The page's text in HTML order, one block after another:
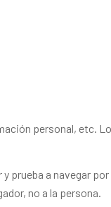
personal, etc.
prueba a navegar por
no a la persona.